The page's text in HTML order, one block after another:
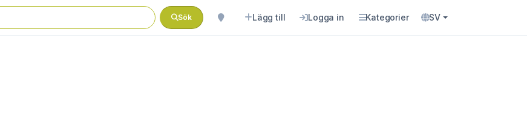
Sök Lägg till Logga in Kategorier SV